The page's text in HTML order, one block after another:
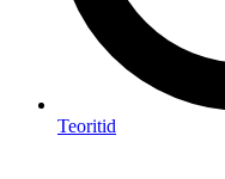
Teoritid